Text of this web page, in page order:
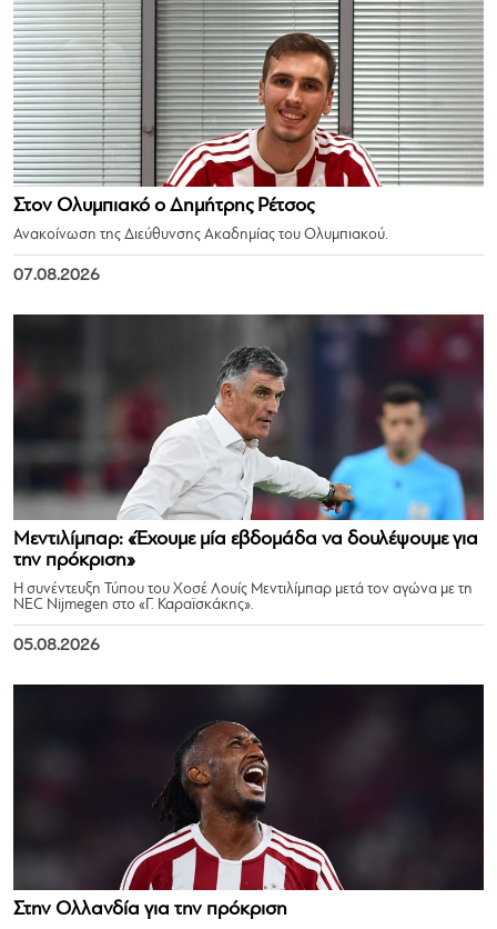
Στον Ολυμπιακό ο Δημήτρης Ρέτσος
Ανακοίνωση της Διεύθυνσης Ακαδημίας του Ολυμπιακού.
07.08.2026
Μεντιλίμπαρ: «Έχουμε μία εβδομάδα να δουλέψουμε για
την πρόκριση»
Η συνέντευξη Τύπου του Χοσέ Λουίς Μεντιλίμπαρ μετά τον αγώνα με τη
NEC Nijmegen στο «Γ. Καραϊσκάκης».
05.08.2026
Στην Ολλανδία για την πρόκριση